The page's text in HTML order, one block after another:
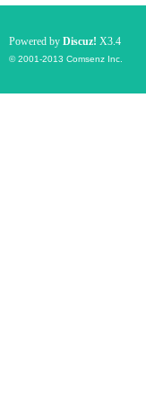
Powered by Discuz! X3.4
© 2001-2013 Comsenz Inc.